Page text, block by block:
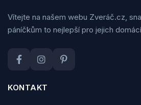
Vítejte na našem webu Zveráč.cz,
páníčkům to nejlepší pro jejich
KONTAKT